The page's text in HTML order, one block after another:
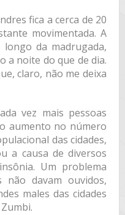
fica a cerca de 20
movimentada. A
da madrugada,
a noite do que de dia.
claro, não me deixa
vez mais pessoas
aumento no número
das cidades,
a causa de diversos
Um problema
não davam ouvidos,
males das cidades